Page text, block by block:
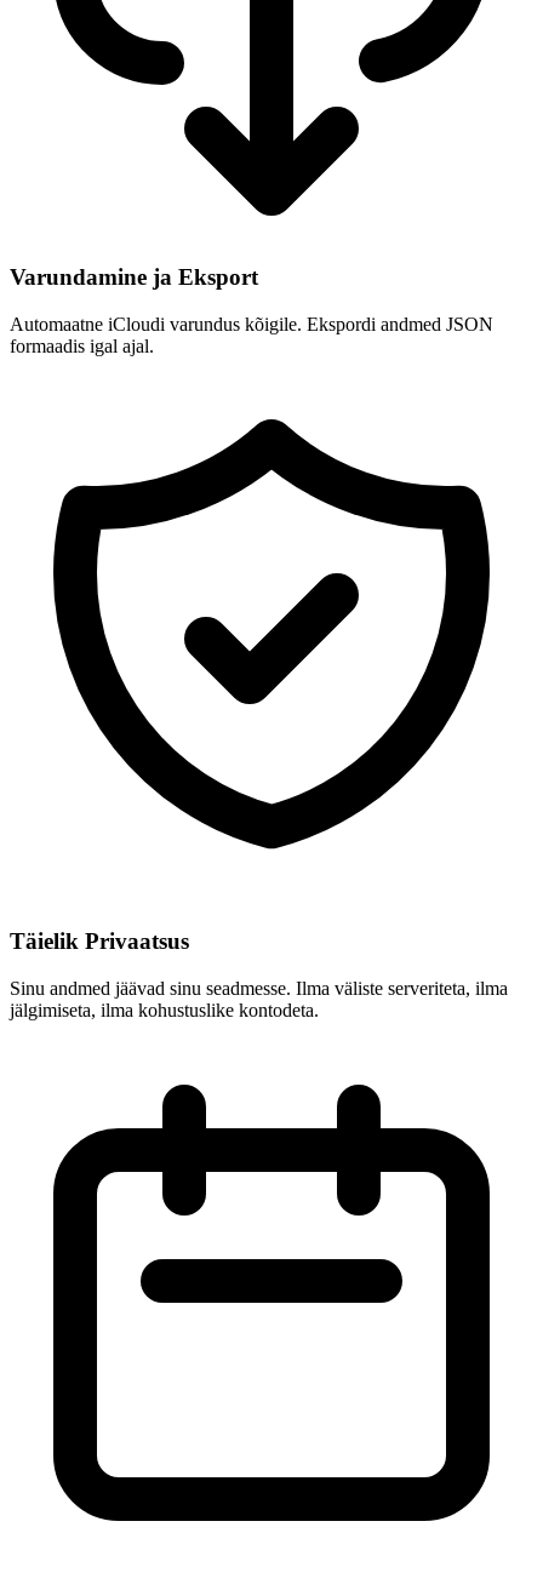
Varundamine ja Eksport
Automaatne iCloudi varundus kõigile. Ekspordi andmed JSON
formaadis igal ajal.
Täielik Privaatsus
Sinu andmed jäävad sinu seadmesse. Ilma väliste serveriteta, ilma
jälgimiseta, ilma kohustuslike kontodeta.